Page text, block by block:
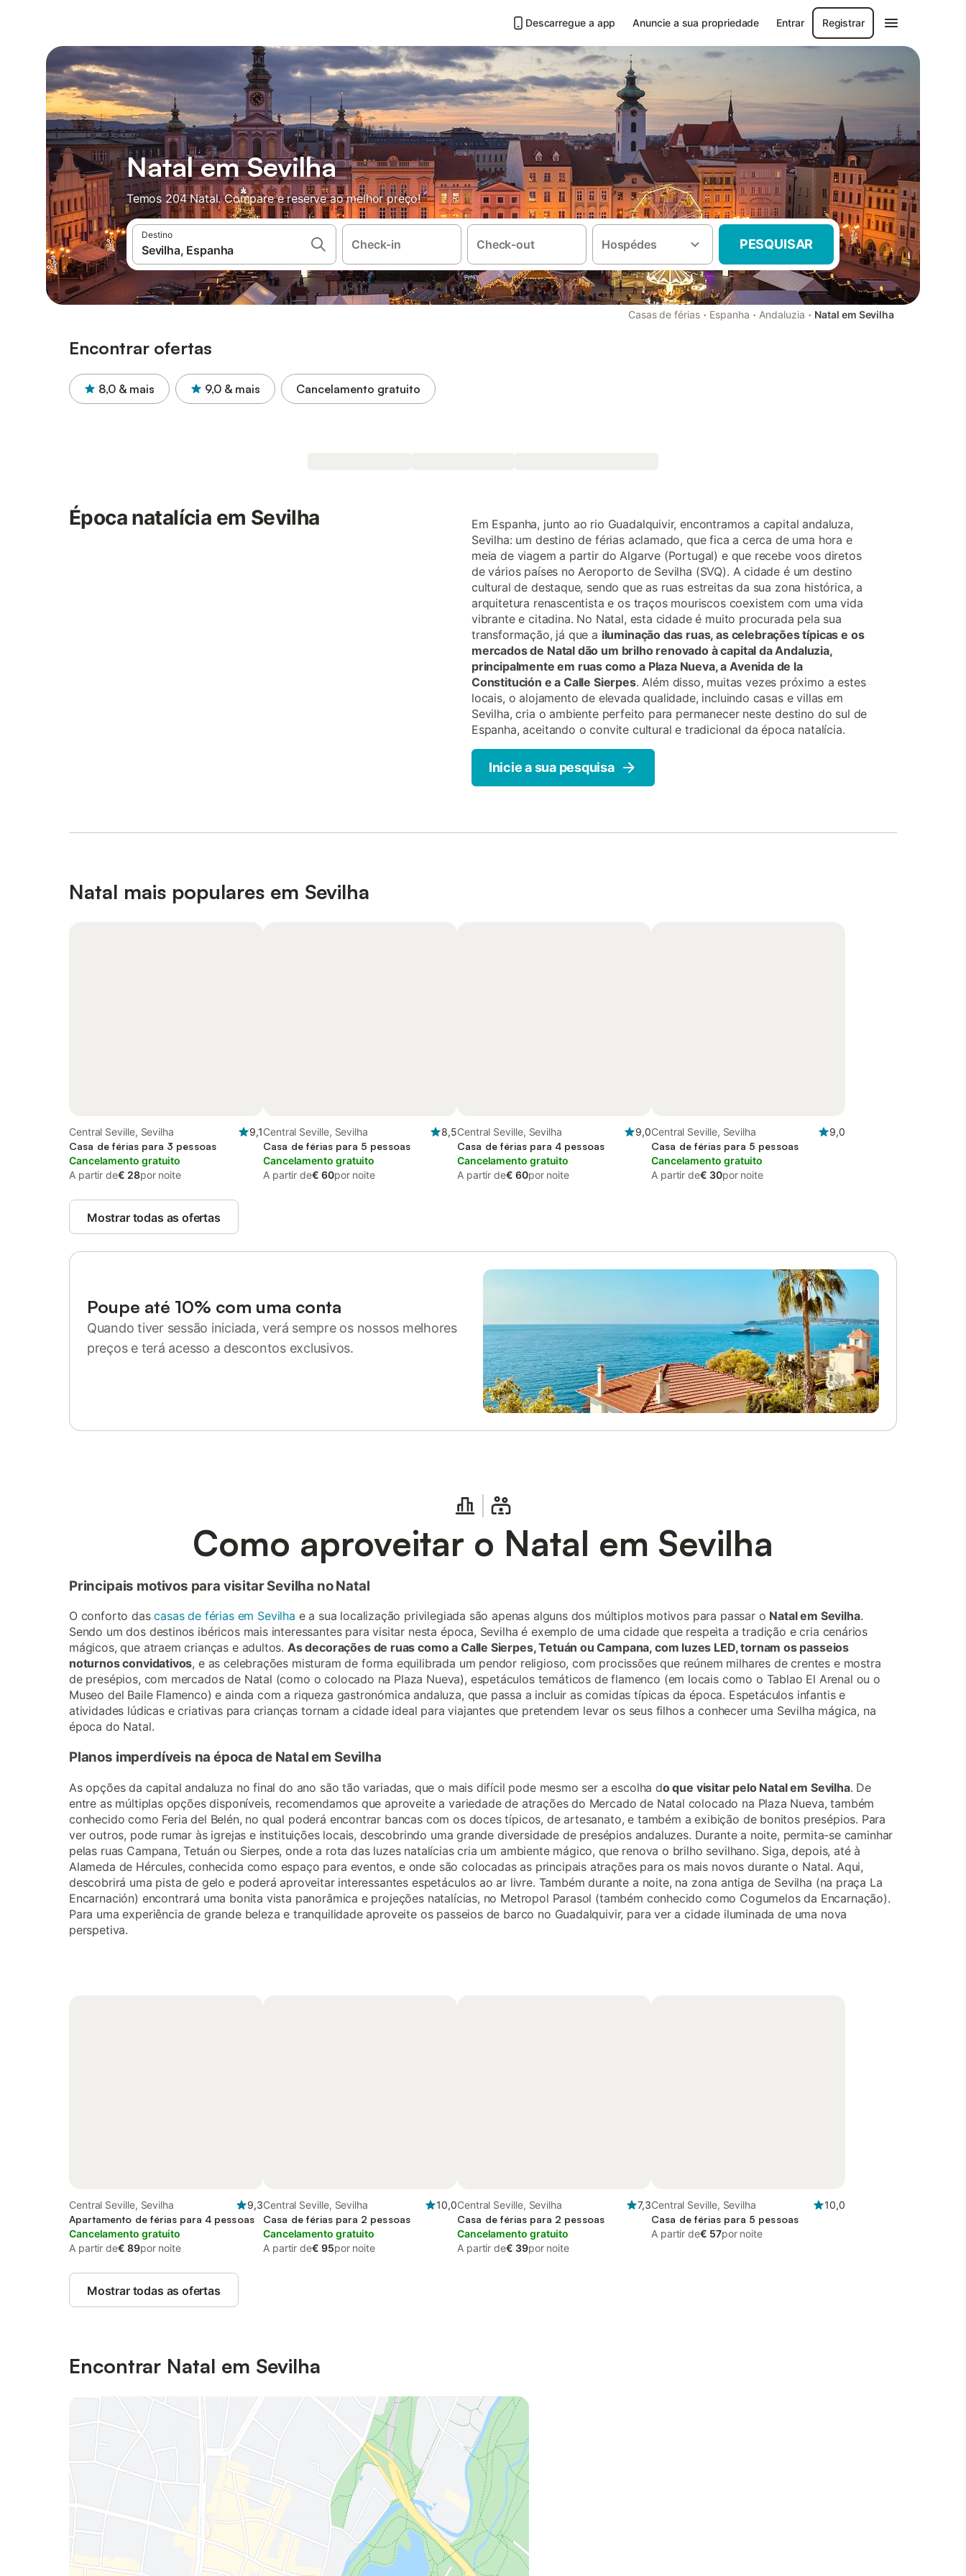
Descarregue a app Anuncie a sua propriedade Entrar Registrar
Natal em Sevilha
Temos 204 Natal. Compare e reserve ao melhor preço!
Destino
Check-in Check-out Hospédes PESQUISAR
Casas de férias · Espanha · Andaluzia · Natal em Sevilha
Encontrar ofertas
8,0 & mais 9,0 & mais Cancelamento gratuito
Época natalícia em Sevilha
Em Espanha, junto ao rio Guadalquivir, encontramos a capital andaluza,
Sevilha: um destino de férias aclamado, que fica a cerca de uma hora e
meia de viagem a partir do Algarve (Portugal) e que recebe voos diretos
de vários países no Aeroporto de Sevilha (SVQ). A cidade é um destino
cultural de destaque, sendo que as ruas estreitas da sua zona histórica, a
arquitetura renascentista e os traços mouriscos coexistem com uma vida
vibrante e citadina. No Natal, esta cidade é muito procurada pela sua
transformação, já que a iluminação das ruas, as celebrações típicas e os
mercados de Natal dão um brilho renovado à capital da Andaluzia,
principalmente em ruas como a Plaza Nueva, a Avenida de la
Constitución e a Calle Sierpes. Além disso, muitas vezes próximo a estes
locais, o alojamento de elevada qualidade, incluindo casas e villas em
Sevilha, cria o ambiente perfeito para permanecer neste destino do sul de
Espanha, aceitando o convite cultural e tradicional da época natalícia.
Inicie a sua pesquisa
Natal mais populares em Sevilha
Central Seville, Sevilha
9,1
Casa de férias para 3 pessoas
Cancelamento gratuito
A partir de€ 28por noite
Central Seville, Sevilha
8,5
Casa de férias para 5 pessoas
Cancelamento gratuito
A partir de€ 60por noite
Central Seville, Sevilha
9,0
Casa de férias para 4 pessoas
Cancelamento gratuito
A partir de€ 60por noite
Central Seville, Sevilha
9,0
Casa de férias para 5 pessoas
Cancelamento gratuito
A partir de€ 30por noite
Mostrar todas as ofertas
Poupe até 10% com uma conta
Quando tiver sessão iniciada, verá sempre os nossos melhores
preços e terá acesso a descontos exclusivos.
Como aproveitar o Natal em Sevilha
Principais motivos para visitar Sevilha no Natal
O conforto dascasas de férias em Sevilha e a sua localização privilegiada são apenas alguns dos múltiplos motivos para passar o Natal em Sevilha.
Sendo um dos destinos ibéricos mais interessantes para visitar nesta época, Sevilha é exemplo de uma cidade que respeita a tradição e cria cenários
mágicos, que atraem crianças e adultos. As decorações de ruas como a Calle Sierpes, Tetuán ou Campana, com luzes LED, tornam os passeios
noturnos convidativos, e as celebrações misturam de forma equilibrada um pendor religioso, com procissões que reúnem milhares de crentes e mostra
de presépios, com mercados de Natal (como o colocado na Plaza Nueva), espetáculos temáticos de flamenco (em locais como o Tablao El Arenal ou o
Museo del Baile Flamenco) e ainda com a riqueza gastronómica andaluza, que passa a incluir as comidas típicas da época. Espetáculos infantis e
atividades lúdicas e criativas para crianças tornam a cidade ideal para viajantes que pretendem levar os seus filhos a conhecer uma Sevilha mágica, na
época do Natal.
Planos imperdíveis na época de Natal em Sevilha
As opções da capital andaluza no final do ano são tão variadas, que o mais difícil pode mesmo ser a escolha do que visitar pelo Natal em Sevilha. De
entre as múltiplas opções disponíveis, recomendamos que aproveite a variedade de atrações do Mercado de Natal colocado na Plaza Nueva, também
conhecido como Feria del Belén, no qual poderá encontrar bancas com os doces típicos, de artesanato, e também a exibição de bonitos presépios. Para
ver outros, pode rumar às igrejas e instituições locais, descobrindo uma grande diversidade de presépios andaluzes. Durante a noite, permita-se caminhar
pelas ruas Campana, Tetuán ou Sierpes, onde a rota das luzes natalícias cria um ambiente mágico, que renova o brilho sevilhano. Siga, depois, até à
Alameda de Hércules, conhecida como espaço para eventos, e onde são colocadas as principais atrações para os mais novos durante o Natal. Aqui,
descobrirá uma pista de gelo e poderá aproveitar interessantes espetáculos ao ar livre. Também durante a noite, na zona antiga de Sevilha (na praça La
Encarnación) encontrará uma bonita vista panorâmica e projeções natalícias, no Metropol Parasol (também conhecido como Cogumelos da Encarnação).
Para uma experiência de grande beleza e tranquilidade aproveite os passeios de barco no Guadalquivir, para ver a cidade iluminada de uma nova
perspetiva.
Central Seville, Sevilha
9,3
Apartamento de férias para 4 pessoas
Cancelamento gratuito
A partir de€ 89por noite
Central Seville, Sevilha
10,0
Casa de férias para 2 pessoas
Cancelamento gratuito
A partir de€ 95por noite
Central Seville, Sevilha
7,3
Casa de férias para 2 pessoas
Cancelamento gratuito
A partir de€ 39por noite
Central Seville, Sevilha
10,0
Casa de férias para 5 pessoas
A partir de€ 57por noite
Mostrar todas as ofertas
Encontrar Natal em Sevilha